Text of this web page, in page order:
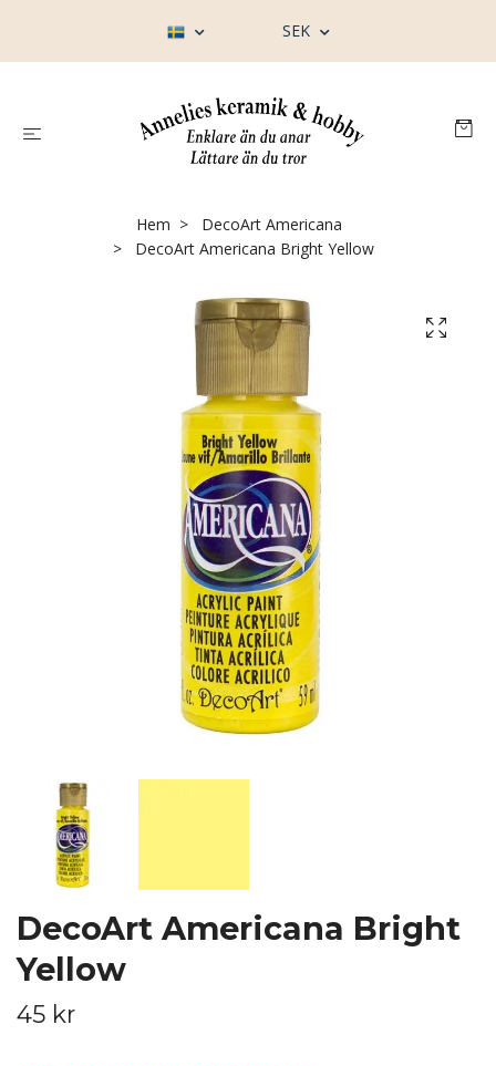
SEK
Hem
DecoArt Americana
DecoArt Americana Bright Yellow
DecoArt Americana Bright
Yellow
45 kr